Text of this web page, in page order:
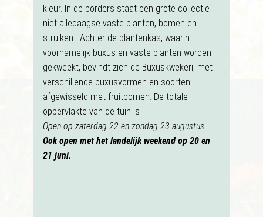
kleur. In de borders staat een grote collectie
niet alledaagse vaste planten, bomen en
struiken. Achter de plantenkas, waarin
voornamelijk buxus en vaste planten worden
gekweekt, bevindt zich de Buxuskwekerij met
verschillende buxusvormen en soorten
afgewisseld met fruitbomen. De totale
oppervlakte van de tuin is
Open op zaterdag 22 en zondag 23 augustus.
Ook open met het landelijk weekend op 20 en
21 juni.